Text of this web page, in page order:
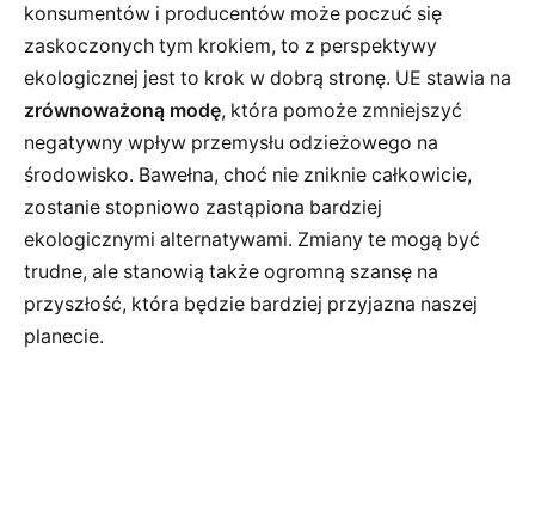
konsumentów i producentów może poczuć się
zaskoczonych tym krokiem, to z perspektywy
ekologicznej jest to krok w dobrą stronę. UE stawia na
zrównoważoną modę, która pomoże zmniejszyć
negatywny wpływ przemysłu odzieżowego na
środowisko. Bawełna, choć nie zniknie całkowicie,
zostanie stopniowo zastąpiona bardziej
ekologicznymi alternatywami. Zmiany te mogą być
trudne, ale stanowią także ogromną szansę na
przyszłość, która będzie bardziej przyjazna naszej
planecie.